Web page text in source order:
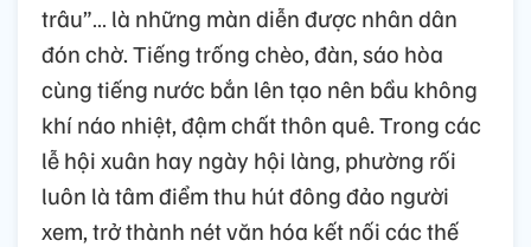
trâu”… là những màn diễn được nhân dân
đón chờ. Tiếng trống chèo, đàn, sáo hòa
cùng tiếng nước bắn lên tạo nên bầu không
khí náo nhiệt, đậm chất thôn quê. Trong các
lễ hội xuân hay ngày hội làng, phường rối
luôn là tâm điểm thu hút đông đảo người
xem, trở thành nét văn hóa kết nối các thế